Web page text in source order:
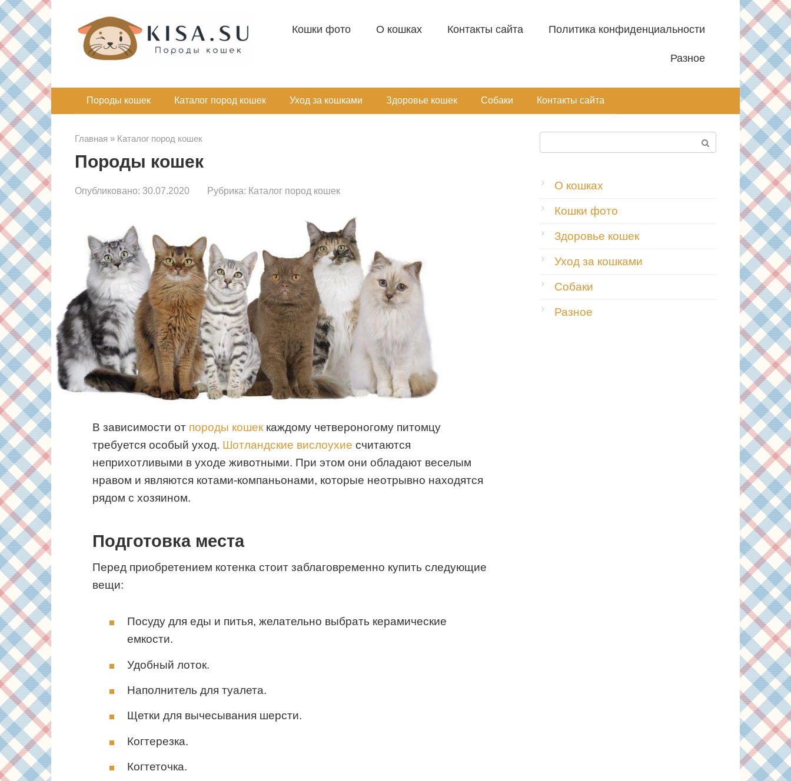
Перейти
к
контенту
Кошки фото О кошках Контакты сайта Политика конфиденциальности
Разное
Породы кошек Каталог пород кошек Уход за кошками Здоровье кошек Собаки Контакты сайта
Главная » Каталог пород кошек
Породы кошек
Опубликовано: 30.07.2020 Рубрика: Каталог пород кошек
В зависимости от породы кошек каждому четвероногому питомцу
требуется особый уход. Шотландские вислоухие считаются
неприхотливыми в уходе животными. При этом они обладают веселым
нравом и являются котами-компаньонами, которые неотрывно находятся
рядом с хозяином.
Подготовка места
Перед приобретением котенка стоит заблаговременно купить следующие
вещи:
Посуду для еды и питья, желательно выбрать керамические
емкости.
Удобный лоток.
Наполнитель для туалета.
Щетки для вычесывания шерсти.
Когтерезка.
Когтеточка.
О кошках
Кошки фото
Здоровье кошек
Уход за кошками
Собаки
Разное